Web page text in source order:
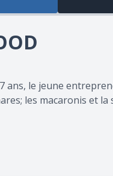
ans, le jeune
les macaronis et la